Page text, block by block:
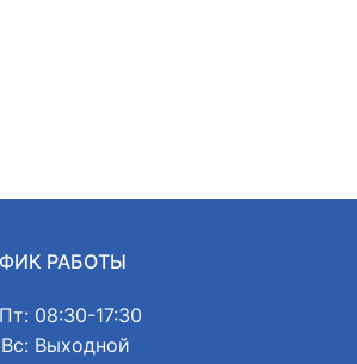
РАБОТЫ
08:30-17:30
Выходной